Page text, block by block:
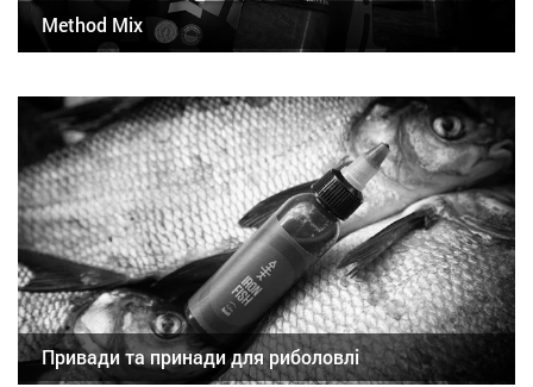
Method Mix
Привади та принади для риболовлі